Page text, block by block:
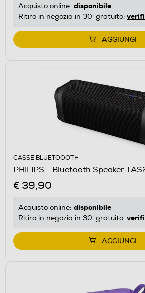
Acquisto online: disponibile
Ritiro in negozio in 30' gratuito:
AGGIUNGI
CASSE BLUETOOOTH
PHILIPS - Bluetooth Speaker
€ 39,90
Acquisto online: disponibile
Ritiro in negozio in 30' gratuito:
AGGIUNGI